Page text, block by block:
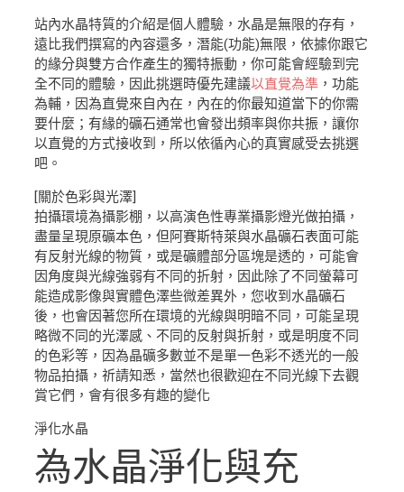
站內水晶特質的介紹是個人體驗，水晶是無限的存有，
遠比我們撰寫的內容還多，潛能(功能)無限，依據你跟它
的緣分與雙方合作產生的獨特振動，你可能會經驗到完
全不同的體驗，因此挑選時優先建議以直覺為準 ，功能
為輔，因為直覺來自內在，內在的你最知道當下的你需
要什麼；有緣的礦石通常也會發出頻率與你共振，讓你
以直覺的方式接收到，所以依循內心的真實感受去挑選
吧。
[關於色彩與光澤]
拍攝環境為攝影棚，以高演色性專業攝影燈光做拍攝，
盡量呈現原礦本色，但阿賽斯特萊與水晶礦石表面可能
有反射光線的物質，或是礦體部分區塊是透的，可能會
因角度與光線強弱有不同的折射，因此除了不同螢幕可
能造成影像與實體色澤些微差異外，您收到水晶礦石
後，也會因著您所在環境的光線與明暗不同，可能呈現
略微不同的光澤感、不同的反射與折射，或是明度不同
的色彩等，因為晶礦多數並不是單一色彩不透光的一般
物品拍攝，祈請知悉，當然也很歡迎在不同光線下去觀
賞它們，會有很多有趣的變化
淨化水晶
為水晶淨化與充